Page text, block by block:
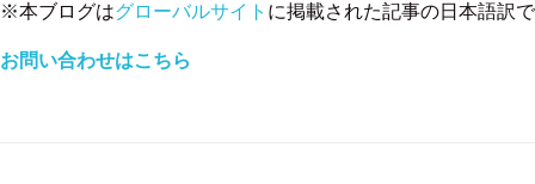
※本ブログはグローバルサイト に掲載された記事の日本語訳
お問い合わせはこちら